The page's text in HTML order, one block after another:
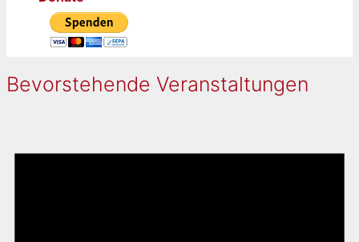
Bevorstehende Veranstaltungen